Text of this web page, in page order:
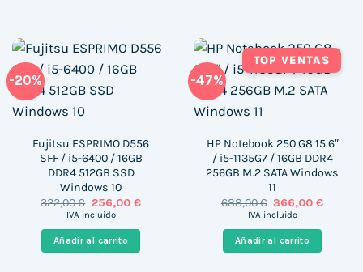
-20%
Fujitsu ESPRIMO D556
SFF / i5-6400 / 16GB
DDR4 512GB SSD
Windows 10
322,00€ El
precio
era:
322,00 €.
256,00 €El
es:
256,00 €.
IVA incluido
Añadir al carrito
-47%
TOP VENTAS
HP Notebook 250 G8 15.6″
/ i5-1135G7 / 16GB DDR4
256GB M.2 SATA Windows
11
688,00€ El
precio
era:
688,00 €.
366,00€El
IVA incluido
Añadir al carrito